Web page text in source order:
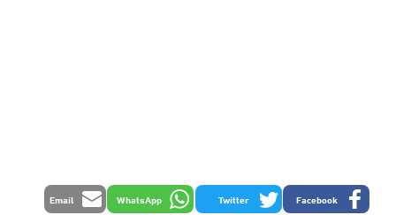
Facebook
Twitter
WhatsApp
Email